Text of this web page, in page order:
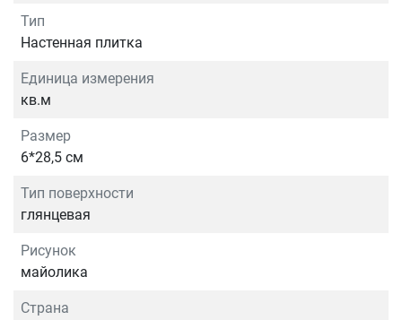
Тип
Настенная плитка
Единица измерения
кв.м
Размер
6*28,5 см
Тип поверхности
глянцевая
Рисунок
майолика
Страна